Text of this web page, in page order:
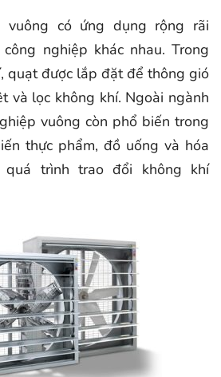
vuông có ứng dụng rộng rãi
nghiệp khác nhau. Trong
quạt được lắp đặt để thông gió
và lọc không khí. Ngoài ngành
vuông còn phổ biến trong
thực phẩm, đồ uống và hóa
quá trình trao đổi không khí